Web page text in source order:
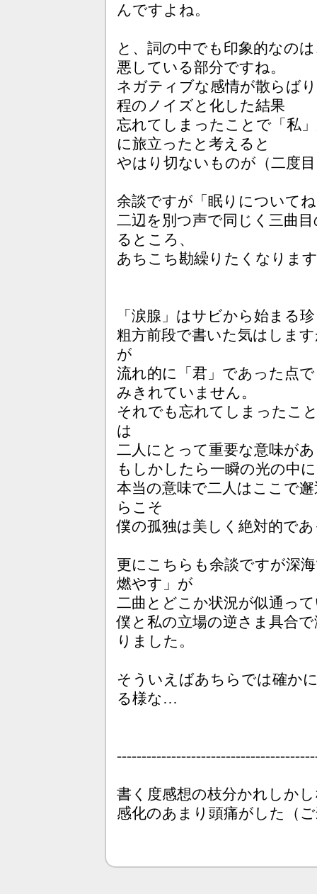
んですよね。
と、詞の中でも印象的なの
悪している部分ですね。
ネガティブな感情が散らば
程のノイズと化した結果
忘れてしまったことで「私
に旅立ったと考えると
やはり切ないものが（二度目
余談ですが「眠りについて
二辺を別つ声で同じく三曲
るところ、
あちこち勘繰りたくなりま
「涙腺」はサビから始まる
粗方前段で書いた気はしま
が
流れ的に「君」であった点
みきれていません。
それでも忘れてしまったこ
は
二人にとって重要な意味が
もしかしたら一瞬の光の中
本当の意味で二人はここで
らこそ
僕の孤独は美しく絶対的で
更にこちらも余談ですが深
燃やす」が
二曲とどこか状況が似通っ
僕と私の立場の逆さま具合
りました。
そういえばあちらでは確か
る様な…
書く度感想の枝分かれしか
感化のあまり頭痛がした（